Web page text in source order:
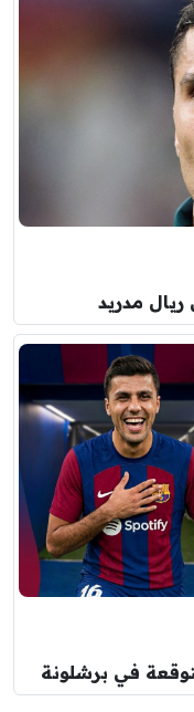
ريال مدريد
في برشلونة